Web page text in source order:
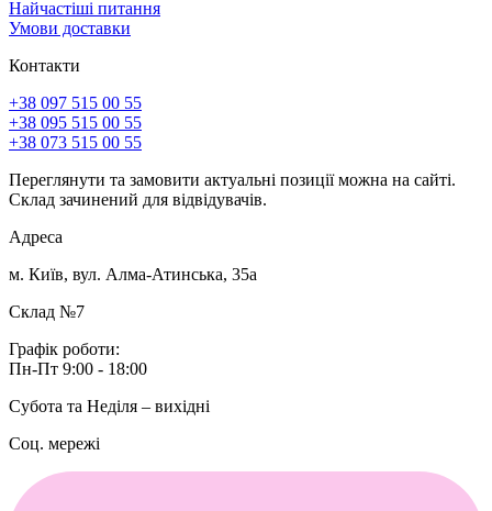
Найчастіші питання
Умови доставки
Контакти
+38 097 515 00 55
+38 095 515 00 55
+38 073 515 00 55
Переглянути та замовити актуальні позиції можна на сайті.
Склад зачинений для відвідувачів.
Адреса
м. Київ, вул. Алма-Атинська, 35а
Склад №7
Графік роботи:
Пн-Пт 9:00 - 18:00
Субота та Неділя – вихідні
Соц. мережі